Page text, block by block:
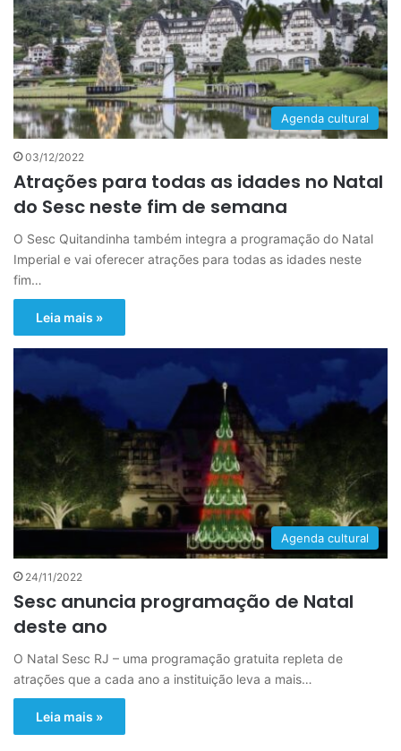
Agenda cultural
03/12/2022
Atrações para todas as idades no Natal
do Sesc neste fim de semana
O Sesc Quitandinha também integra a programação do Natal
Imperial e vai oferecer atrações para todas as idades neste
fim…
Leia mais »
Agenda cultural
24/11/2022
Sesc anuncia programação de Natal
deste ano
O Natal Sesc RJ – uma programação gratuita repleta de
atrações que a cada ano a instituição leva a mais…
Leia mais »